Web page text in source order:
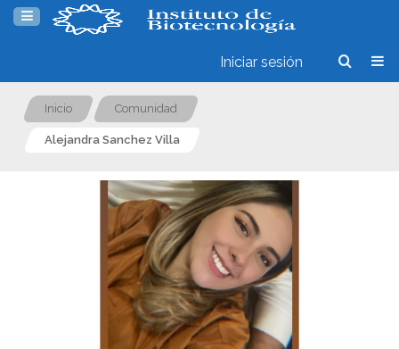
Iniciar sesión
Inicio Comunidad
Alejandra Sanchez Villa